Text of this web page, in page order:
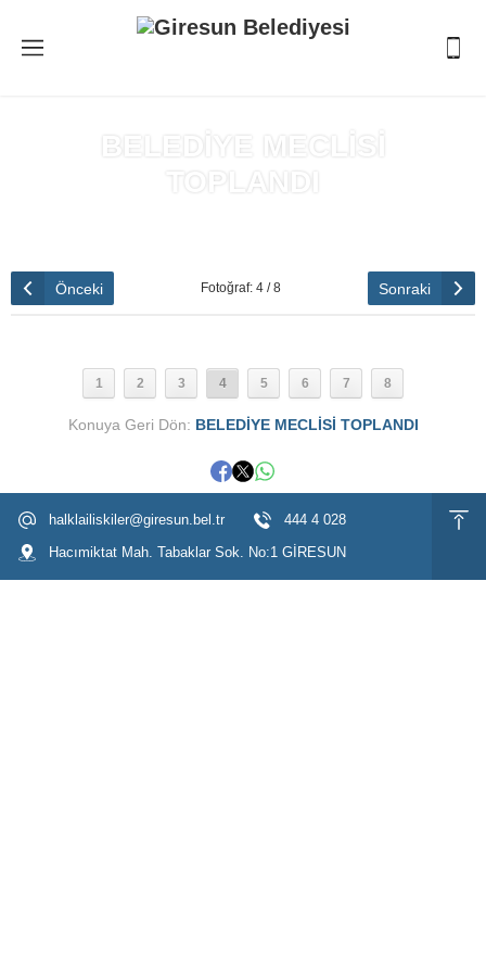
BELEDİYE MECLİSİ
TOPLANDI
Önceki Fotoğraf: 4 / 8 Sonraki
1 2 3 4 5 6 7 8
Konuya Geri Dön: BELEDİYE MECLİSİ TOPLANDI
halklailiskiler@giresun.bel.tr
444 4 028
Hacımiktat Mah. Tabaklar Sok. No:1 GİRESUN